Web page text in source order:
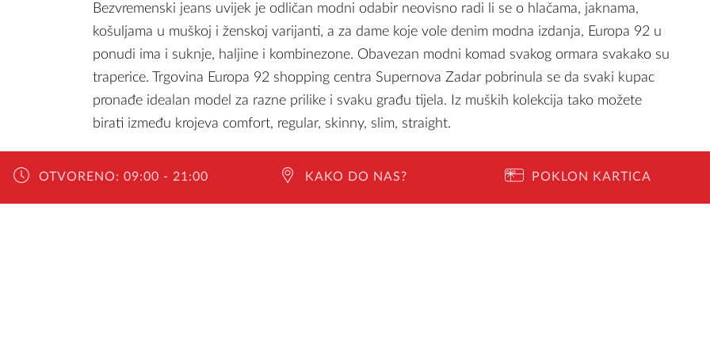
Bezvremenski jeans uvijek je odličan modni odabir neovisno radi li se o hlačama, jaknama,
košuljama u muškoj i ženskoj varijanti, a za dame koje vole denim modna izdanja, Europa 92 u
ponudi ima i suknje, haljine i kombinezone. Obavezan modni komad svakog ormara svakako su
traperice. Trgovina Europa 92 shopping centra Supernova Zadar pobrinula se da svaki kupac
pronađe idealan model za razne prilike i svaku građu tijela. Iz muških kolekcija tako možete
birati između krojeva comfort, regular, skinny, slim, straight.
Ženske modele potražite u bootcut, regular, skinny, loose, relaxed, slim, i straight krojevima, a
OTVORENO: 09:00 - 21:00 KAKO DO NAS? POKLON KARTICA